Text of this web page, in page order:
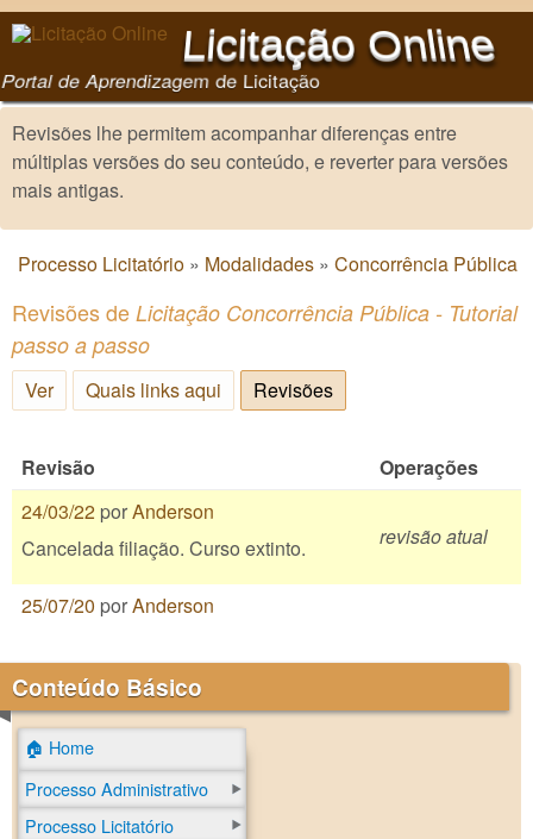
Pular para o conteúdo
principal
Licitação Online
Portal de Aprendizagem de Licitação
Revisões lhe permitem acompanhar diferenças entre
múltiplas versões do seu conteúdo, e reverter para versões
mais antigas.
Você está aqui
Processo Licitatório » Modalidades » Concorrência Pública
Revisões de Licitação Concorrência Pública - Tutorial
passo a passo
Ver Quais links aqui Revisões
Revisão
Operações
24/03/22 porAnderson
Cancelada filiação. Curso extinto.
revisão atual
25/07/20 porAnderson
Conteúdo Básico
🏠 Home
Processo Administrativo
Processo Licitatório